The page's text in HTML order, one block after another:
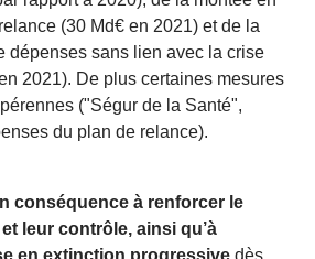
(30 Md€ en 2021) et de la
dépenses sans lien avec la crise
2021). De plus certaines mesures
("Ségur de la Santé",
du plan de relance).
conséquence à renforcer le
leur contrôle, ainsi qu’à